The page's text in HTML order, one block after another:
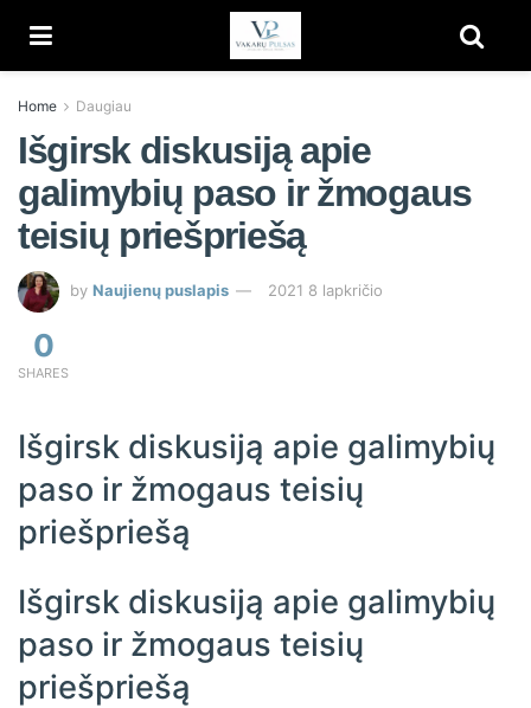
Home Daugiau
Išgirsk diskusiją apie
galimybių paso ir žmogaus
teisių priešpriešą
by Naujienų puslapis 2021 8 lapkričio
0
SHARES
Išgirsk diskusiją apie galimybių
paso ir žmogaus teisių
priešpriešą
Išgirsk diskusiją apie galimybių
paso ir žmogaus teisių
priešpriešą